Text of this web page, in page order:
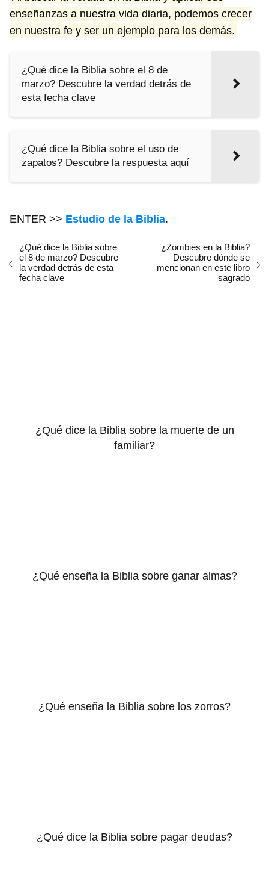
enseñanzas a nuestra vida diaria, podemos crecer
en nuestra fe y ser un ejemplo para los demás.
¿Qué dice la Biblia sobre el 8 de
marzo? Descubre la verdad detrás de
esta fecha clave
¿Qué dice la Biblia sobre el uso de
zapatos? Descubre la respuesta aquí
ENTER >> Estudio de la Biblia.
¿Qué dice la Biblia sobre
el 8 de marzo? Descubre
la verdad detrás de esta
fecha clave
¿Zombies en la Biblia?
Descubre dónde se
mencionan en este libro
sagrado
¿Qué dice la Biblia sobre la muerte de un
familiar?
¿Qué enseña la Biblia sobre ganar almas?
¿Qué enseña la Biblia sobre los zorros?
¿Qué dice la Biblia sobre pagar deudas?